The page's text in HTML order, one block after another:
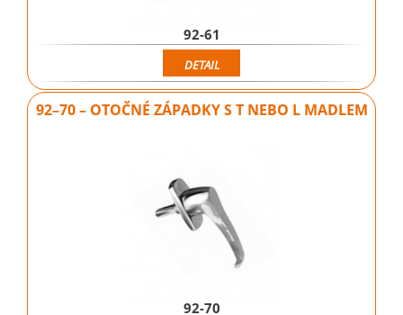
92-61
DETAIL
92–70 – OTOČNÉ ZÁPADKY S T NEBO L MADLEM
92-70